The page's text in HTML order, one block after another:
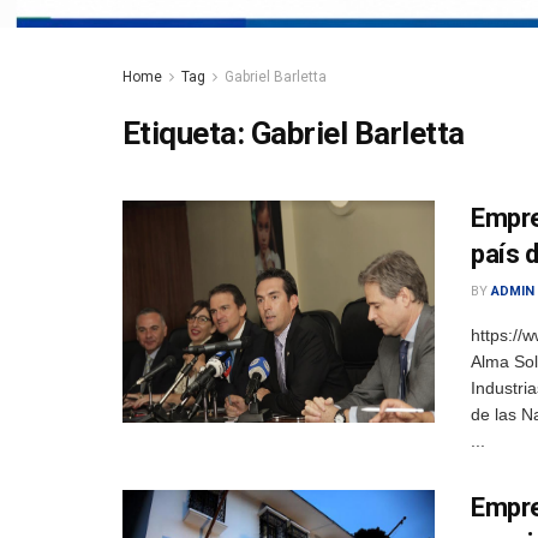
Home Tag Gabriel Barletta
Etiqueta: Gabriel Barletta
país
BY ADMIN
https://
Alma
de las